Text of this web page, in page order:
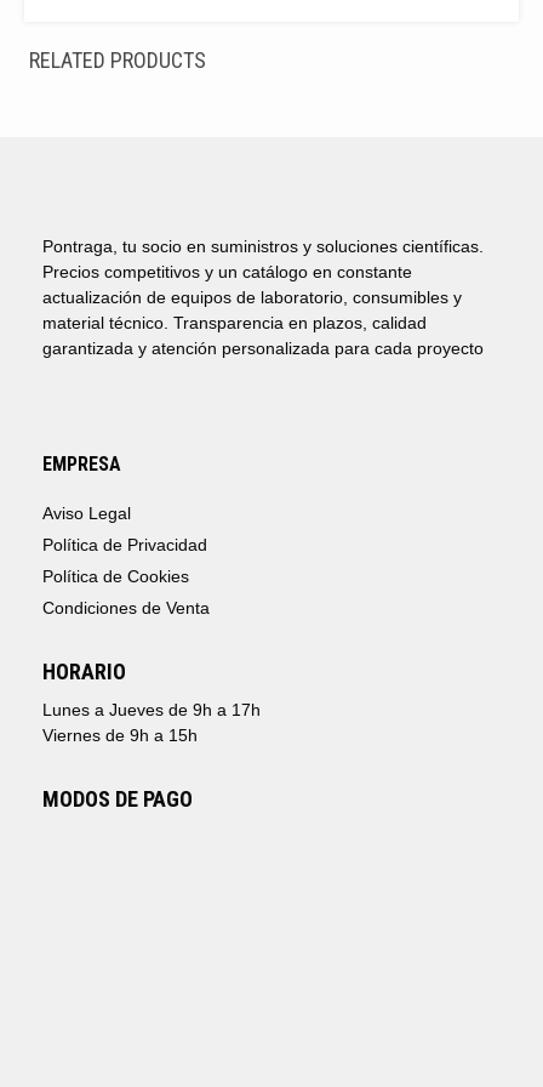
RELATED PRODUCTS
Pontraga, tu socio en suministros y soluciones científicas.
Precios competitivos y un catálogo en constante
actualización de equipos de laboratorio, consumibles y
material técnico. Transparencia en plazos, calidad
garantizada y atención personalizada para cada proyecto
EMPRESA
Aviso Legal
Política de Privacidad
Política de Cookies
Condiciones de Venta
HORARIO
Lunes a Jueves de 9h a 17h
Viernes de 9h a 15h
MODOS DE PAGO